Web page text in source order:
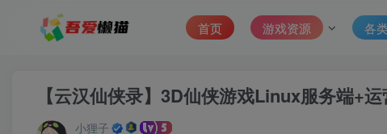
首页 游戏资源 各
【云汉仙侠录】3D仙侠游戏Linux服务端+
小狸子